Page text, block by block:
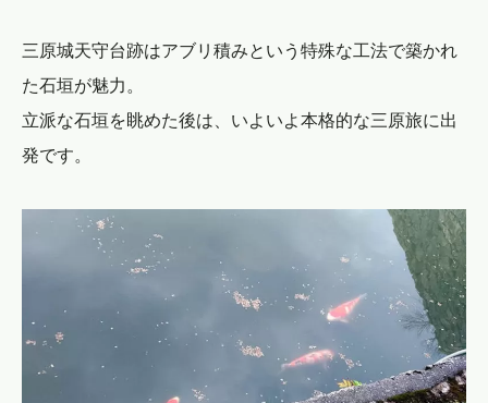
三原城天守台跡はアブリ積みという特殊な工法で築かれ
た石垣が魅力。
立派な石垣を眺めた後は、いよいよ本格的な三原旅に出
発です。